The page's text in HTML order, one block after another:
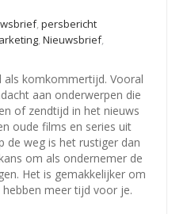
, persbericht
, Nieuwsbrief,
komkommertijd. Vooral
aan onderwerpen die
of zendtijd in het nieuws
oude films en series uit
de weg is het rustiger dan
om als ondernemer de
Het is gemakkelijker om
meer tijd voor je.